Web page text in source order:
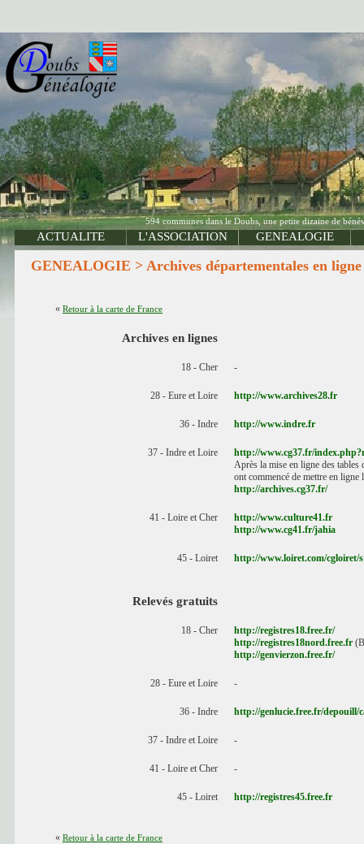
594 communes dans le Doubs, une petite dizaine de
ACTUALITE L'ASSOCIATION GENEALOGIE
GENEALOGIE > Archives départementales en
« Retour à la carte de France
Archives en lignes
18 - Cher -
28 - Eure et Loire http://www.archives28.fr
36 - Indre http://www.indre.fr
37 - Indre et Loire
http://www.cg37.fr/
Après la mise en ligne des
ont commencé de mettre en ligne
http://archives.cg37.fr/
41 - Loire et Cher
http://www.culture41.fr
http://www.cg41.fr/jahia
45 - Loiret http://www.loiret.com/cgloiret/
Relevés gratuits
18 - Cher
http://registres18.free.fr/
http://registres18nord.free.fr
http://genvierzon.free.fr/
28 - Eure et Loire -
36 - Indre http://genlucie.free.fr/depouill/
37 - Indre et Loire -
41 - Loire et Cher -
45 - Loiret http://registres45.free.fr
« Retour à la carte de France